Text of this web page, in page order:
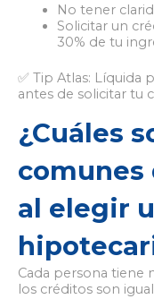
No tener
Solicitar un
30% de tu
✅ Tip Atlas: Líquida
antes de solicitar tu
¿Cuáles
comunes
al elegir
Cada persona tiene
los créditos son